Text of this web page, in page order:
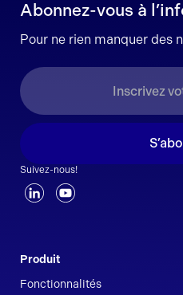
Suivez-nous!
Abonnez-vous à
Pour ne rien manquer des
Produit
Fonctionnalités